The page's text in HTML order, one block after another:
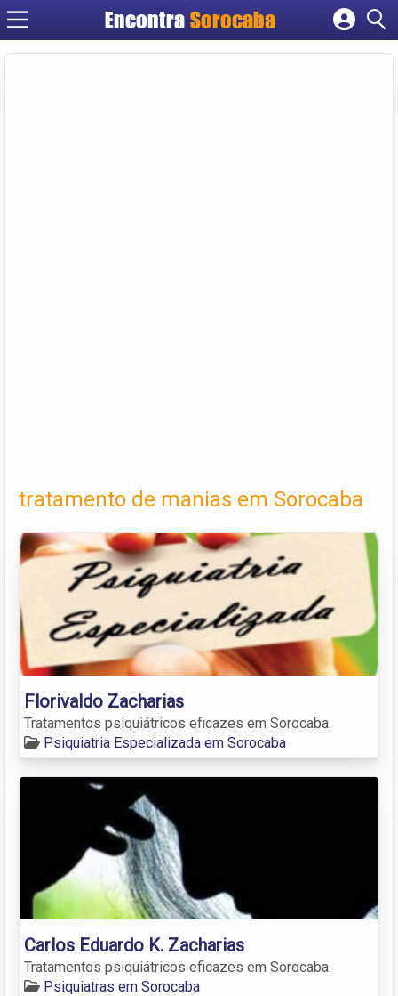
EncontraSorocaba
Cadastrar empresa
tratamento de manias em Sorocaba
Florivaldo Zacharias
Tratamentos psiquiátricos eficazes em Sorocaba.
Psiquiatria Especializada em Sorocaba
Carlos Eduardo K. Zacharias
Tratamentos psiquiátricos eficazes em Sorocaba.
Psiquiatras em Sorocaba